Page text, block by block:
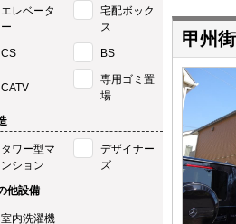
甲州
エレベータ
ー
宅配ボック
ス
CS BS
CATV
専用ゴミ置
場
タワー型マ
ンション
デザイナー
ズ
設備
室内洗濯機